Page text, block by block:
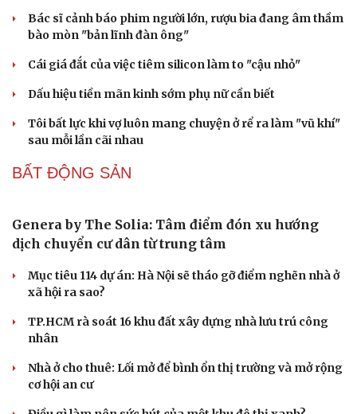
Giá vàng hôm nay 6/8: Vàng SJC tăng lên 140,3 - 143,3
triệu đồng/lượng
PODCAST
hạnh phúc của học sinh
Bác sĩ cảnh báo phim người lớn, rượu bia đang âm thầm
bào mòn "bản lĩnh đàn ông"
Cái giá đắt của việc tiêm silicon làm to "cậu nhỏ"